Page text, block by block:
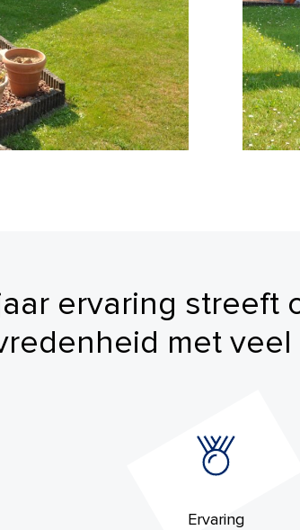
ervaring streeft
met
Ervaring